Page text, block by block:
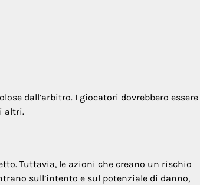
dall’arbitro. I giocatori dovrebbero essere
altri.
Tuttavia, le azioni che creano un rischio
sull’intento e sul potenziale di danno,